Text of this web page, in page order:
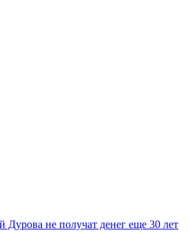
Дурова не получат денег еще 30 лет